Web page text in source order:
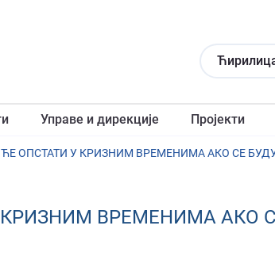
Управе и дирекције Пројекти
ОПСТАТИ У КРИЗНИМ ВРЕМЕНИМА АКО СЕ
ВРЕМЕНИМА АКО